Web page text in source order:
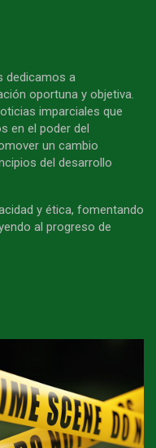
dedicamos a
oportuna y objetiva.
imparciales que
en el poder del
un cambio
del desarrollo
y ética, fomentando
al progreso de